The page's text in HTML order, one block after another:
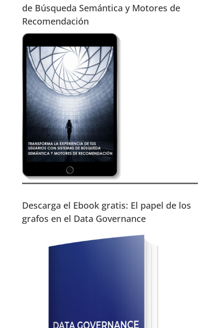
de Búsqueda Semántica y Motores de
Recomendación
Descarga el Ebook gratis: El papel de los
grafos en el Data Governance